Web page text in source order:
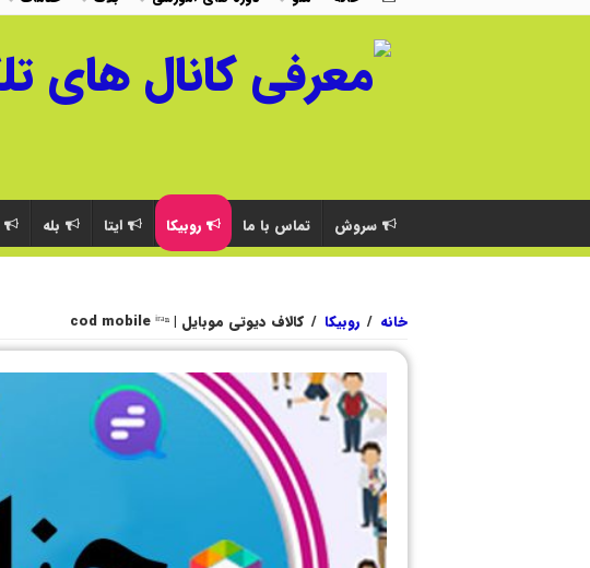
سروش تماس با ما روبیکا ایتا بله
خانه / روبیکا / کالاف دیوتی موبایل | cod mobile ⁱʳᵃⁿ